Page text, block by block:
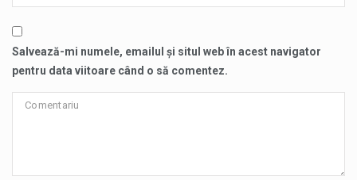
Salvează-mi numele, emailul și situl web în acest navigator
pentru data viitoare când o să comentez.